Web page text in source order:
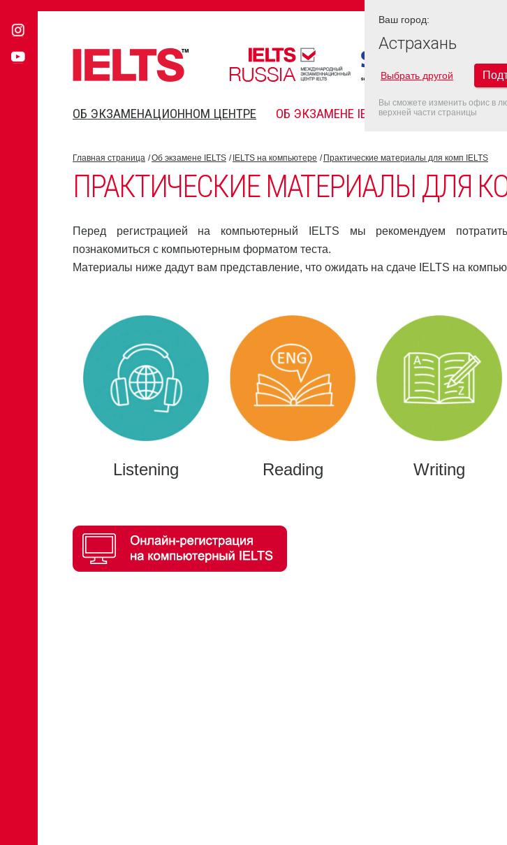
ОБ ЭКЗАМЕНАЦИОННОМ ЦЕНТРЕ ОБ ЭКЗАМЕНЕ IELTS FAQ ДАТЫ IELTS
Главная страница Об экзамене IELTS IELTS на компьютере Практические материалы для комп IELTS
ПРАКТИЧЕСКИЕ МАТЕРИАЛЫ ДЛЯ
Перед регистрацией на компьютерный IELTS мы рекомендуем
познакомиться с компьютерным форматом теста.
Материалы ниже дадут вам представление, что ожидать на сдаче IELTS на
Listening Reading Writing
Ваш город:
Астрахань
Выбрать другой
Вы сможете изменить офис в
верхней части страницы